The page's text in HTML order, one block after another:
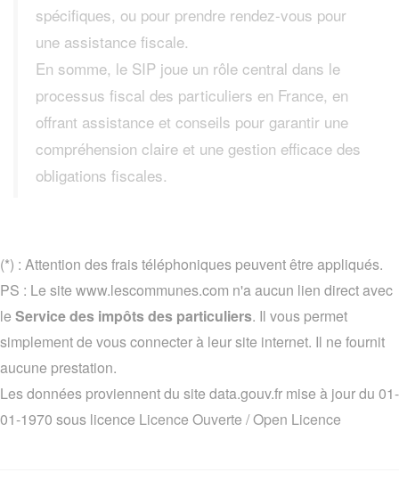
spécifiques, ou pour prendre rendez-vous pour
une assistance fiscale.
En somme, le SIP joue un rôle central dans le
processus fiscal des particuliers en France, en
offrant assistance et conseils pour garantir une
compréhension claire et une gestion efficace des
obligations fiscales.
(*) : Attention des frais téléphoniques peuvent être appliqués.
PS : Le site www.lescommunes.com n'a aucun lien direct avec
le Service des impôts des particuliers. Il vous permet
simplement de vous connecter à leur site internet. Il ne fournit
aucune prestation.
Les données proviennent du site data.gouv.fr mise à jour du 01-
01-1970 sous licence Licence Ouverte / Open Licence